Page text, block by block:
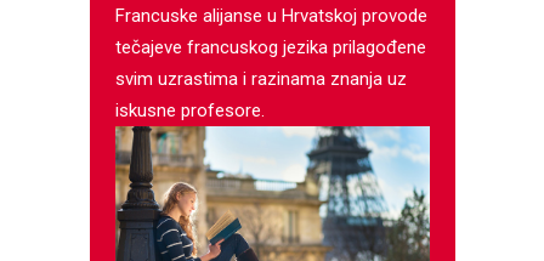
Francuske alijanse u Hrvatskoj provode
tečajeve francuskog jezika prilagođene
svim uzrastima i razinama znanja uz
iskusne profesore.